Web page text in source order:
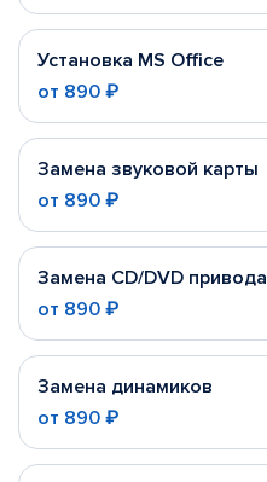
Установка MS Office
от 890 ₽
Замена звуковой карты
от 890 ₽
Замена CD/DVD привода
от 890 ₽
Замена динамиков
от 890 ₽